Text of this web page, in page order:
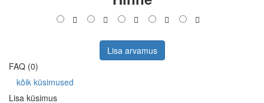
Lisa arvamus
FAQ (0)
kõik küsimused
Lisa küsimus